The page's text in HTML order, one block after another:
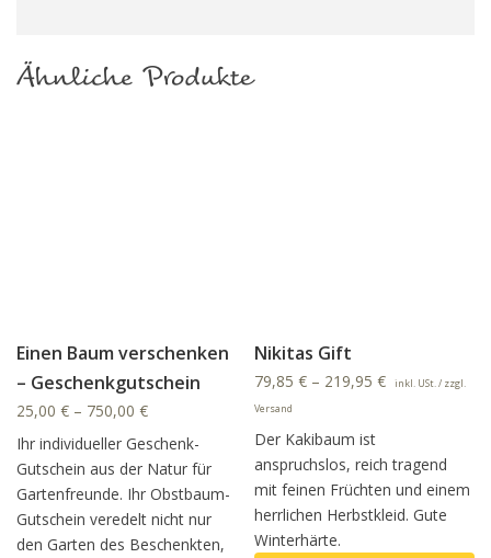
Ähnliche Produkte
Einen Baum verschenken
– Geschenkgutschein
25,00 € – 750,00 €
Ihr individueller Geschenk-
Gutschein aus der Natur für
Gartenfreunde. Ihr Obstbaum-
Gutschein veredelt nicht nur
den Garten des Beschenkten,
Nikitas Gift
79,85€ – 219,95€
inkl. USt. / zzgl.
Versand
Der Kakibaum ist
anspruchslos, reich tragend
mit feinen Früchten und einem
herrlichen Herbstkleid. Gute
Winterhärte.